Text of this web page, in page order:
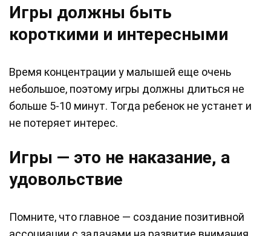
Игры должны быть
короткими и интересными
Время концентрации у малышей еще очень
небольшое, поэтому игры должны длиться не
больше 5-10 минут. Тогда ребенок не устанет и
не потеряет интерес.
Игры — это не наказание, а
удовольствие
Помните, что главное — создание позитивной